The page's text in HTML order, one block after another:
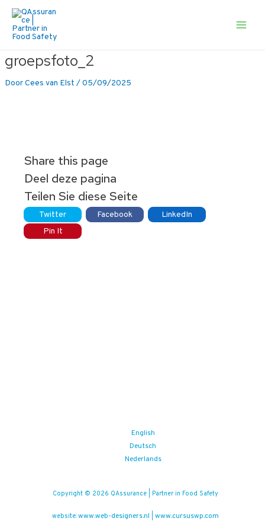
naar
groepsfoto_2
DoorCees van Elst /05/09/2025
Share this page
Deel deze pagina
Teilen Sie diese Seite
Twitter Facebook
LinkedIn
Pin It
English
Deutsch
Nederlands
Copyright © 2026 QAssurance | Partner in Food Safety
website: www.web-designers.nl www.cursuswp.com